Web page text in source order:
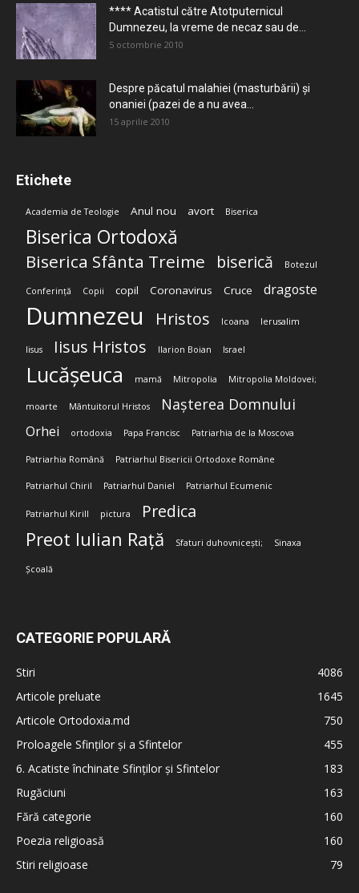
**** Acatistul către Atotputernicul
Dumnezeu, la vreme de necaz sau de...
5 octombrie 2010
Despre păcatul malahiei (masturbării) şi
onaniei (pazei de a nu avea...
15 aprilie 2010
Etichete
Academia de Teologie Anul nou avort Biserica
Biserica Ortodoxă
Biserica Sfânta Treime biserică Botezul
Conferință Copii copil Coronavirus Cruce dragoste
Dumnezeu Hristos Icoana Ierusalim
Iisus Iisus Hristos Ilarion Boian Israel
Lucășeuca mamă Mitropolia Mitropolia Moldovei;
moarte Mântuitorul Hristos Nașterea Domnului
Orhei ortodoxia Papa Francisc Patriarhia de la Moscova
Patriarhia Română Patriarhul Bisericii Ortodoxe Române
Patriarhul Chiril Patriarhul Daniel Patriarhul Ecumenic
Patriarhul Kirill pictura Predica
Preot Iulian Rață Sfaturi duhovnicești; Sinaxa
Școală
CATEGORIE POPULARĂ
Stiri
4086
Articole preluate
1645
Articole Ortodoxia.md
750
Proloagele Sfinților și a Sfintelor
455
6. Acatiste închinate Sfinților și Sfintelor
183
Rugăciuni
163
Fără categorie
160
Poezia religioasă
160
Stiri religioase
79